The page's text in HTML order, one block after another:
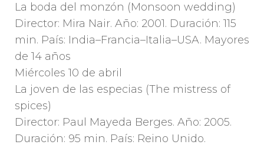
La boda del monzón (Monsoon wedding)
Director: Mira Nair. Año: 2001. Duración: 115
min. País: India–Francia–Italia–USA. Mayores
de 14 años
Miércoles 10 de abril
La joven de las especias (The mistress of
spices)
Director: Paul Mayeda Berges. Año: 2005.
Duración: 95 min. País: Reino Unido.